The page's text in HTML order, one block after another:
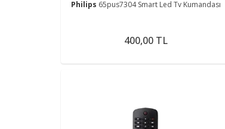
Philips 65pus7304 Smart Led Tv Kumandası
400,00 TL